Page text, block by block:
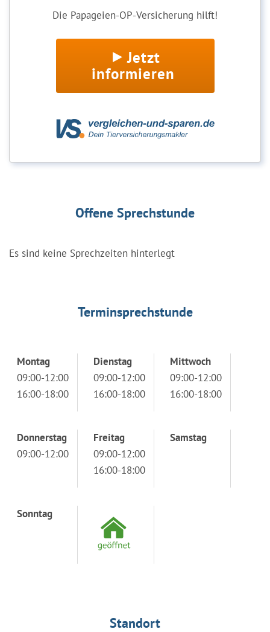
Die Papageien-OP-Versicherung hilft!
Jetzt
informieren
Offene Sprechstunde
Es sind keine Sprechzeiten hinterlegt
Terminsprechstunde
Montag
09:00-12:00
16:00-18:00
Dienstag
09:00-12:00
16:00-18:00
Mittwoch
09:00-12:00
16:00-18:00
Donnerstag
09:00-12:00
Freitag
09:00-12:00
16:00-18:00
Samstag
Sonntag
Standort